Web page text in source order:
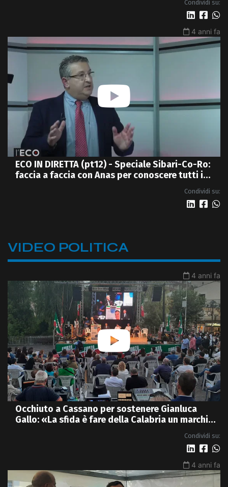
Condividi su:
4 anni fa
ECO IN DIRETTA (pt12) - Speciale Sibari-Co-Ro:
faccia a faccia con Anas per conoscere tutti i
Condividi su:
VIDEO POLITICA
4 anni fa
Occhiuto a Cassano per sostenere Gianluca
Gallo: «La sfida è fare della Calabria un marchio
Condividi su:
4 anni fa